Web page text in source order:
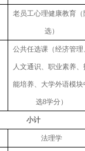
老员工心理健康教育（
选）
公共任选课（经济管理
人文通识、职业素养、
能培养、大学外语模块
选8学分）
小计
法理学